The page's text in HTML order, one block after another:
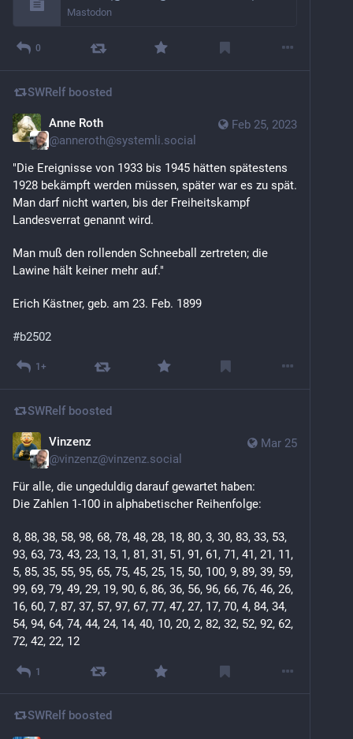
Mastodon
0
SWRelf boosted
Feb 25, 2023
Anne Roth
@anneroth@systemli.social
"Die Ereignisse von 1933 bis 1945 hätten spätestens
1928 bekämpft werden müssen, später war es zu spät.
Man darf nicht warten, bis der Freiheitskampf
Landesverrat genannt wird.
Man muß den rollenden Schneeball zertreten; die
Lawine hält keiner mehr auf."
Erich Kästner, geb. am 23. Feb. 1899
#b2502
1+
SWRelf boosted
Mar 25
Vinzenz
@vinzenz@vinzenz.social
Für alle, die ungeduldig darauf gewartet haben:
Die Zahlen 1-100 in alphabetischer Reihenfolge:
8, 88, 38, 58, 98, 68, 78, 48, 28, 18, 80, 3, 30, 83, 33, 53,
93, 63, 73, 43, 23, 13, 1, 81, 31, 51, 91, 61, 71, 41, 21, 11,
5, 85, 35, 55, 95, 65, 75, 45, 25, 15, 50, 100, 9, 89, 39, 59,
99, 69, 79, 49, 29, 19, 90, 6, 86, 36, 56, 96, 66, 76, 46, 26,
16, 60, 7, 87, 37, 57, 97, 67, 77, 47, 27, 17, 70, 4, 84, 34,
54, 94, 64, 74, 44, 24, 14, 40, 10, 20, 2, 82, 32, 52, 92, 62,
72, 42, 22, 12
1
SWRelf boosted